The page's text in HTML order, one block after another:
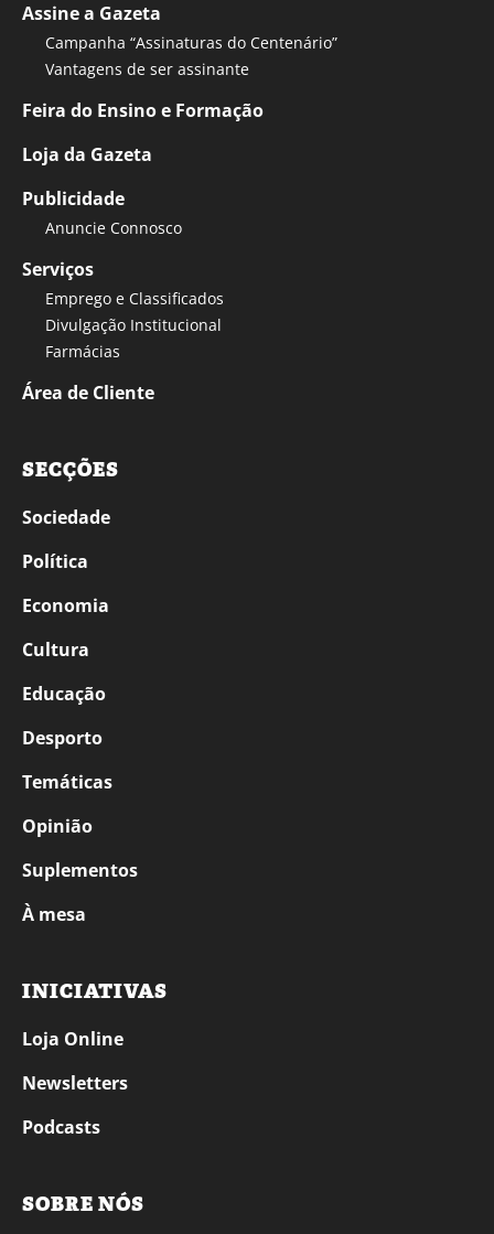
Assine a Gazeta
Campanha “Assinaturas do Centenário”
Vantagens de ser assinante
Feira do Ensino e Formação
Loja da Gazeta
Publicidade
Anuncie Connosco
Serviços
Emprego e Classificados
Divulgação Institucional
Farmácias
Área de Cliente
SECÇÕES
Sociedade
Política
Economia
Cultura
Educação
Desporto
Temáticas
Opinião
Suplementos
À mesa
INICIATIVAS
Loja Online
Newsletters
Podcasts
SOBRE NÓS